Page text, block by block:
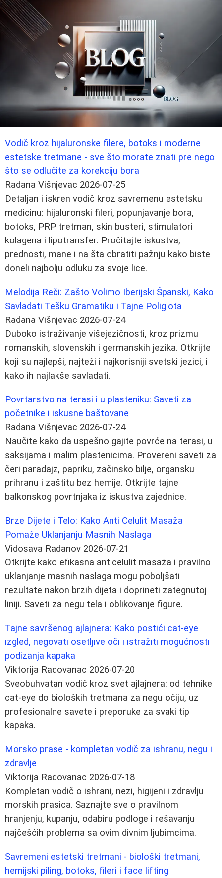
Vodič kroz hijaluronske filere, botoks i moderne
estetske tretmane - sve što morate znati pre nego
što se odlučite za korekciju bora
Radana Višnjevac 2026-07-25
Detaljan i iskren vodič kroz savremenu estetsku
medicinu: hijaluronski fileri, popunjavanje bora,
botoks, PRP tretman, skin busteri, stimulatori
kolagena i lipotransfer. Pročitajte iskustva,
prednosti, mane i na šta obratiti pažnju kako biste
doneli najbolju odluku za svoje lice.
Melodija Reči: Zašto Volimo Iberijski Španski, Kako
Savladati Tešku Gramatiku i Tajne Poliglota
Radana Višnjevac 2026-07-24
Duboko istraživanje višejezičnosti, kroz prizmu
romanskih, slovenskih i germanskih jezika. Otkrijte
koji su najlepši, najteži i najkorisniji svetski jezici, i
kako ih najlakše savladati.
Povrtarstvo na terasi i u plasteniku: Saveti za
početnike i iskusne baštovane
Radana Višnjevac 2026-07-24
Naučite kako da uspešno gajite povrće na terasi, u
saksijama i malim plastenicima. Provereni saveti za
čeri paradajz, papriku, začinsko bilje, organsku
prihranu i zaštitu bez hemije. Otkrijte tajne
balkonskog povrtnjaka iz iskustva zajednice.
Brze Dijete i Telo: Kako Anti Celulit Masaža
Pomaže Uklanjanju Masnih Naslaga
Vidosava Radanov 2026-07-21
Otkrijte kako efikasna anticelulit masaža i pravilno
uklanjanje masnih naslaga mogu poboljšati
rezultate nakon brzih dijeta i doprineti zategnutoj
liniji. Saveti za negu tela i oblikovanje figure.
Tajne savršenog ajlajnera: Kako postići cat-eye
izgled, negovati osetljive oči i istražiti mogućnosti
podizanja kapaka
Viktorija Radovanac 2026-07-20
Sveobuhvatan vodič kroz svet ajlajnera: od tehnike
cat-eye do bioloških tretmana za negu očiju, uz
profesionalne savete i preporuke za svaki tip
kapaka.
Morsko prase - kompletan vodič za ishranu, negu i
zdravlje
Viktorija Radovanac 2026-07-18
Kompletan vodič o ishrani, nezi, higijeni i zdravlju
morskih prasica. Saznajte sve o pravilnom
hranjenju, kupanju, odabiru podloge i rešavanju
najčešćih problema sa ovim divnim ljubimcima.
Savremeni estetski tretmani - biološki tretmani,
hemijski piling, botoks, fileri i face lifting